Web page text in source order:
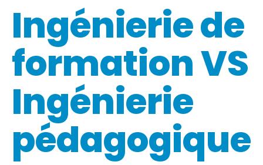
Ingénierie de
formation VS
Ingénierie
pédagogique